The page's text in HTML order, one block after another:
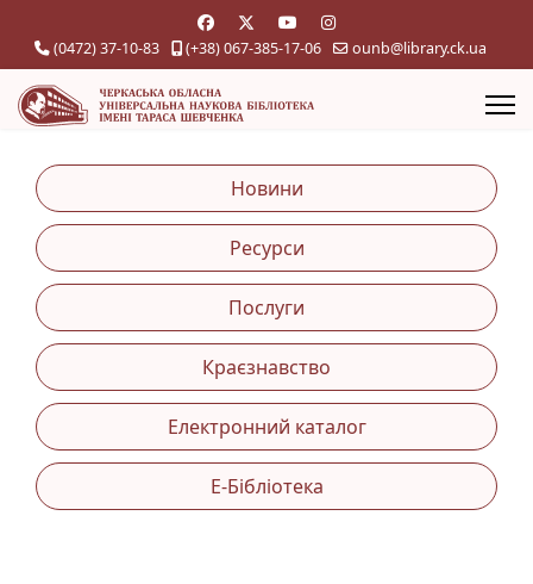
(0472) 37-10-83 (+38) 067-385-17-06 ounb@library.ck.ua
Новини
Ресурси
Послуги
Краєзнавство
Електронний каталог
Е-Бібліотека